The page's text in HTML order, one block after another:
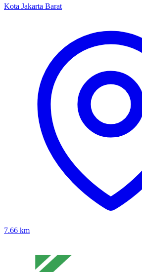
Kota Jakarta Barat
7.66 km